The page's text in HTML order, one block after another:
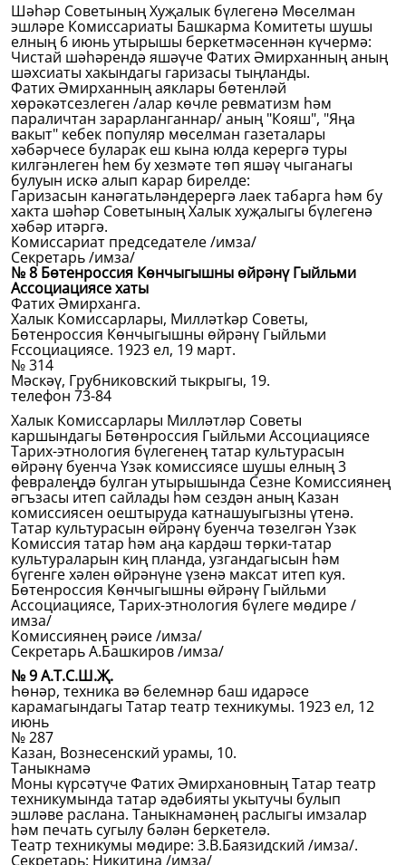
Шәһәр Советының Хуҗалык бүлегенә Мөселман
эшләре Комиссариаты Башкарма Комитеты шушы
елның 6 июнь утырышы беркетмәсеннән күчермә:
Чистай шәһәрендә яшәүче Фатих Әмирханның аның
шәхсиаты хакындагы гаризасы тыңланды.
Фатих Әмирханның аяклары бөтенләй
хөрәкәтсезлеген /алар көчле ревматизм һәм
параличтан зарарланганнар/ аның "Кояш", "Яңа
вакыт" кебек популяр мөселман газеталары
хәбәрчесе буларак еш кына юлда керергә туры
килгәнлеген һем бу хезмәте төп яшәү чыганагы
булуын искә алып карар бирелде:
Гаризасын канәгатьләндерергә лаек табарга һәм бу
хакта шәһәр Советының Халык хуҗалыгы бүлегенә
хәбәр итәргә.
Комиссариат председателе /имза/
Секретарь /имза/
№ 8 Бөтенроссия Көнчыгышны өйрәнү Гыйльми
Ассоциациясе хаты
Фатих Әмирханга.
Халык Комиссарлары, Милләтkәр Советы,
Бөтенроссия Көнчыгышны өйрәнү Гыйльми
Fссоциациясе. 1923 ел, 19 март.
№ 314
Мәскәү, Грубниковский тыкрыгы, 19.
телефон 73-84
Халык Комиссарлары Милләтләр Советы
каршындагы Бөтөнроссия Гыйльми Ассоциациясе
Тарих-этнология бүлегенең татар культурасын
өйрәнү буенча Үзәк комиссиясе шушы елның 3
февралеңдә булган утырышында Сезне Комиссиянең
әгъзасы итеп сайлады һәм сездән аның Казан
комиссиясен оештыруда катнашуыгызны үтенә.
Татар культурасын өйрәнү буенча төзелгән Үзәк
Комиссия татар һәм аңа кардәш төрки-татар
культураларын киң планда, узгандагысын һәм
бүгенге хәлен өйрәнүне үзенә максат итеп куя.
Бөтенроссия Көнчыгышны өйрәнү Гыйльми
Ассоциациясе, Тарих-этнология бүлеге мөдире /
имза/
Комиссиянең рәисе /имза/
Секретарь А.Башкиров /имза/
№ 9 А.Т.С.Ш.Җ.
Һөнәр, техника вә белемнәр баш идарәсе
карамагындагы Татар театр техникумы. 1923 ел, 12
июнь
№ 287
Казан, Вознесенский урамы, 10.
Таныкнамә
Моны күрсәтүче Фатих Әмирхановның Татар театр
техникумында татар әдәбияты укытучы булып
эшләве раслана. Таныкнамәнең раслыгы имзалар
һәм печать сугылу бәлән беркетелә.
Театр техникумы мөдире: З.В.Баязидский /имза/.
Секретарь: Никитина /имза/